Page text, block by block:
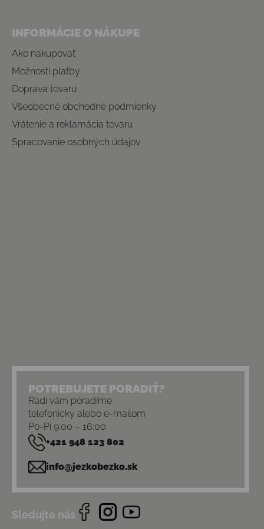
INFORMÁCIE O NÁKUPE
Ako nakupovať
Možnosti platby
Doprava tovaru
Všeobecné obchodné podmienky
Vrátenie a reklamácia tovaru
Spracovanie osobných údajov
POTREBUJETE PORADIŤ?
Radi vám poradíme
telefonicky alebo e-mailom
Po-Pi 9:00 – 16:00
+421 948 123 802
info@jezkobezko.sk
Sledujte nás